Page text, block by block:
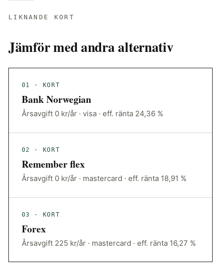
LIKNANDE KORT
Jämför med andra alternativ
01 · KORT
Bank Norwegian
Årsavgift 0 kr/år · visa · eff. ränta 24,36 %
02 · KORT
Remember flex
Årsavgift 0 kr/år · mastercard · eff. ränta 18,91 %
03 · KORT
Forex
Årsavgift 225 kr/år · mastercard · eff. ränta 16,27 %